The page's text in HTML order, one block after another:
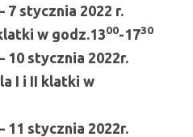
7 stycznia 2022 r.
w godz.1300-1730
10 stycznia 2022r.
I i II klatki w
11 stycznia 2022r.